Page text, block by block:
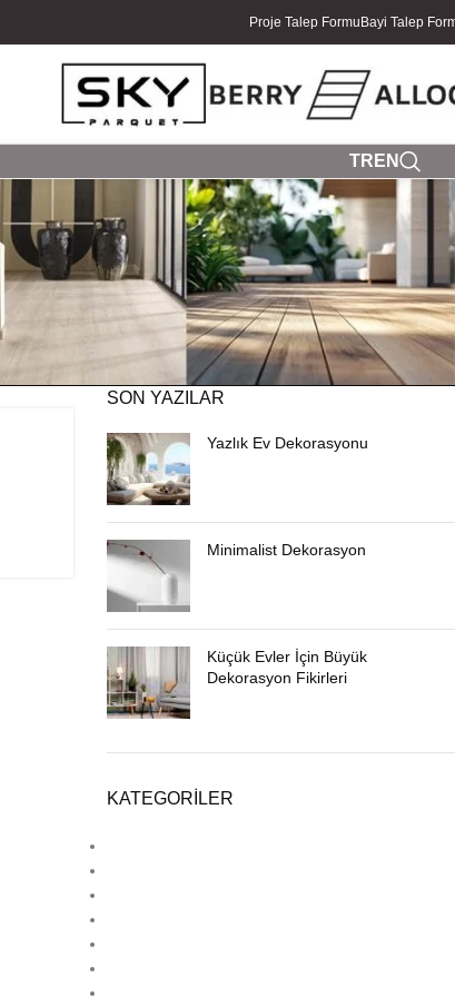
Proje Talep Formu Bayi Talep
TR EN
SON YAZILAR
Yazlık Ev Dekorasyonu
Minimalist Dekorasyon
Küçük Evler İçin Büyük
Dekorasyon Fikirleri
KATEGORILER